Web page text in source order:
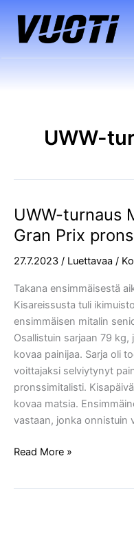
sisältöön
UWW-
UWW-turnaus
Gran Prix
27.7.2023 / Luettavaa /
Takana ensimmäisestä
Kisareissusta tuli
ensimmäisen mitalin
Osallistuin sarjaan 79
kovaa painijaa. Sarja oli
voittajaksi selviytynyt
pronssimitalisti.
kovaa matsia.
vastaan, jonka onnistuin
UWW-
turnaus
Madridissa
|
Gran
Prix
pronssia
Read More »